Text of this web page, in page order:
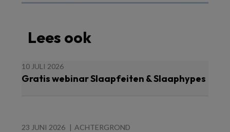
Lees ook
10 JULI 2026
Gratis webinar Slaapfeiten & Slaaphypes
23 JUNI 2026 ACHTERGROND